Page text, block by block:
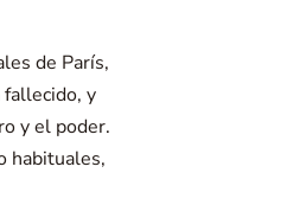
de París,
y
y el poder.
habituales,